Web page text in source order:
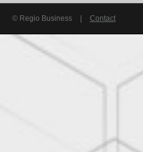
© Regio Business Contact